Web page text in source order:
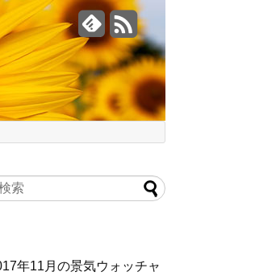
年11月の景気ウォッチャ